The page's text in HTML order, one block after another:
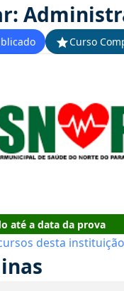
Curso
até a data da prova
desta instituição